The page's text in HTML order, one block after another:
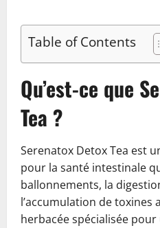
Table of Contents
Qu’est-ce que
Tea ?
Serenatox Detox Tea est
pour la santé intestinale
ballonnements, la
l’accumulation de toxines
herbacée spécialisée